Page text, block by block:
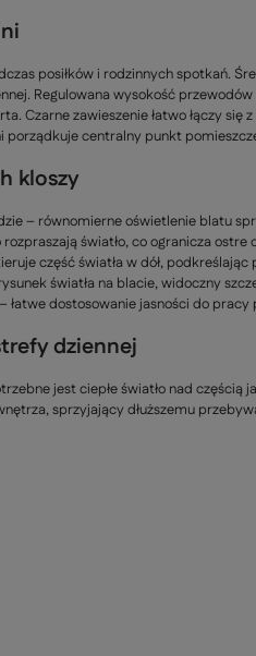
posiłków i rodzinnych spotkań.
Regulowana wysokość
Czarne zawieszenie łatwo łączy się
centralny punkt
kloszy
– równomierne oświetlenie blatu
światło, co ogranicza ostre
część światła w dół, podkreślając
światła na blacie, widoczny
łatwe dostosowanie jasności do
dziennej
jest ciepłe światło nad częścią
sprzyjający dłuższemu